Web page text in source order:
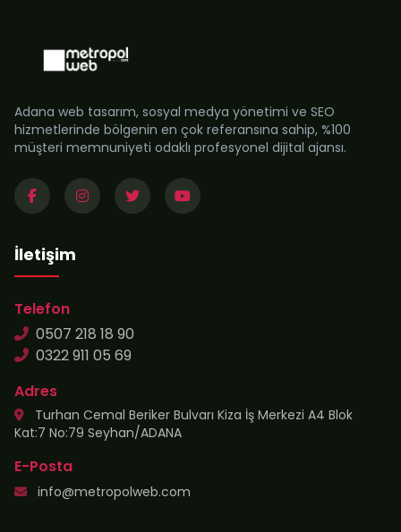
Adana web tasarım, sosyal medya yönetimi ve SEO
hizmetlerinde bölgenin en çok referansına sahip, %100
müşteri memnuniyeti odaklı profesyonel dijital ajansı.
İletişim
Telefon
0507 218 18 90
0322 911 05 69
Adres
Turhan Cemal Beriker Bulvarı Kiza İş Merkezi A4 Blok
Kat:7 No:79 Seyhan/ADANA
E-Posta
info@metropolweb.com